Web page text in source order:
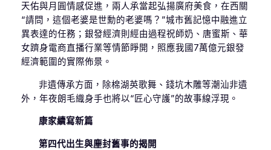
天佑與月圓情感促進，兩人承當起弘揚廣府美食，在西關
“請問，這個老婆是世勳的老婆嗎？”城市舊記憶中融進立
異表達的任務；銀發經濟則經由過程祝師奶、唐蜜斯、華
女躋身電商直播行業等情節睜開，照應我國7萬億元銀發
經濟範圍的實際佈景。
非遺傳承方面，除棉湖英歌舞、錢坑木雕等潮汕非遺
外，年夜朗毛織身手也將以“匠心守護”的故事線浮現。
康家續寫新篇
第四代出生與塵封舊事的揭開